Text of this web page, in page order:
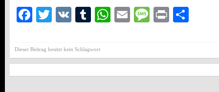
Facebook
Twitter
VK Tumblr
WhatsApp
EmailMessage
Print
Dieser Beitrag besitzt kein Schlagwort